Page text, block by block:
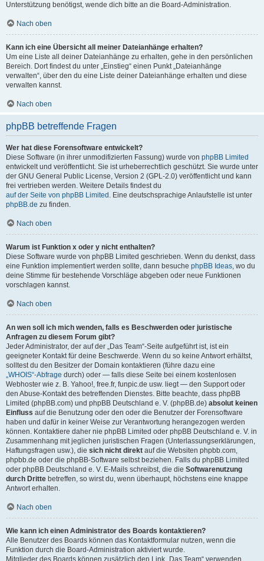
Unterstützung benötigst, wende dich bitte an die Board-Administration.
Nach oben
Kann ich eine Übersicht all meiner Dateianhänge erhalten?
Um eine Liste all deiner Dateianhänge zu erhalten, gehe in den persönlichen
Bereich. Dort findest du unter „Einstieg“ einen Punkt „Dateianhänge
verwalten“, über den du eine Liste deiner Dateianhänge erhalten und diese
verwalten kannst.
Nach oben
phpBB betreffende Fragen
Wer hat diese Forensoftware entwickelt?
Diese Software (in ihrer unmodifizierten Fassung) wurde von phpBB Limited
entwickelt und veröffentlicht. Sie ist urheberrechtlich geschützt. Sie wurde unter
der GNU General Public License, Version 2 (GPL-2.0) veröffentlicht und kann
frei vertrieben werden. Weitere Details findest du
auf der Seite von phpBB Limited . Eine deutschsprachige Anlaufstelle ist unter
phpBB.de zu finden.
Nach oben
Warum ist Funktion x oder y nicht enthalten?
Diese Software wurde von phpBB Limited geschrieben. Wenn du denkst, dass
eine Funktion implementiert werden sollte, dann besuche phpBB Ideas, wo du
deine Stimme für bestehende Vorschläge abgeben oder neue Funktionen
vorschlagen kannst.
Nach oben
An wen soll ich mich wenden, falls es Beschwerden oder juristische
Anfragen zu diesem Forum gibt?
Jeder Administrator, der auf der „Das Team“-Seite aufgeführt ist, ist ein
geeigneter Kontakt für deine Beschwerde. Wenn du so keine Antwort erhältst,
solltest du den Besitzer der Domain kontaktieren (führe dazu eine
„WHOIS“-Abfrage durch) oder — falls diese Seite bei einem kostenlosen
Webhoster wie z. B. Yahoo!, free.fr, funpic.de usw. liegt — den Support oder
den Abuse-Kontakt des betreffenden Dienstes. Bitte beachte, dass phpBB
Limited (phpBB.com) und phpBB Deutschland e. V. (phpBB.de) absolut keinen
Einfluss auf die Benutzung oder den oder die Benutzer der Forensoftware
haben und dafür in keiner Weise zur Verantwortung herangezogen werden
können. Kontaktiere daher nie phpBB Limited oder phpBB Deutschland e. V. in
Zusammenhang mit jeglichen juristischen Fragen (Unterlassungserklärungen,
Haftungsfragen usw.), die sich nicht direkt auf die Websiten phpbb.com,
phpbb.de oder die phpBB-Software selbst beziehen. Falls du phpBB Limited
oder phpBB Deutschland e. V. E-Mails schreibst, die die Softwarenutzung
durch Dritte betreffen, so wirst du, wenn überhaupt, höchstens eine knappe
Antwort erhalten.
Nach oben
Wie kann ich einen Administrator des Boards kontaktieren?
Alle Benutzer des Boards können das Kontaktformular nutzen, wenn die
Funktion durch die Board-Administration aktiviert wurde.
Mitglieder des Boards können zusätzlich den Link „Das Team“ verwenden.